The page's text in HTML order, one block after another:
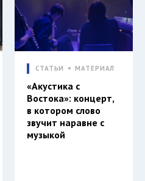
СТАТЬИ МАТЕРИАЛ
«Акустика с
Востока»: концерт,
в котором слово
звучит наравне с
музыкой